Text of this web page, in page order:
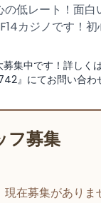
低レート！面白
カジノです！
募集中です！詳し
』にてお問い合わ
フ募集
現在募集がありま